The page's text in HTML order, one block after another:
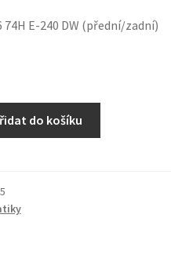
74H E-240 DW (přední/zadní)
do košíku